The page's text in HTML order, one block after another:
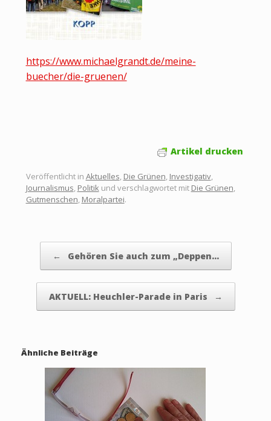
https://www.michaelgrandt.de/meine-
buecher/die-gruenen/
Artikel drucken
Veröffentlicht in Aktuelles, Die Grünen, Investigativ,
Journalismus, Politikund verschlagwortet mit Die Grünen,
Gutmenschen, Moralpartei.
← Gehören Sie auch zum „Deppen…
AKTUELL: Heuchler-Parade in Paris →
Ähnliche Beiträge